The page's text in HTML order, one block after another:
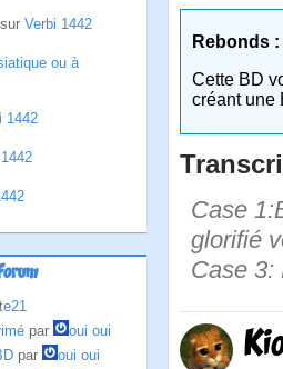
Verbi 1442
ou à
1442
par
oui oui
par
oui oui
Rebonds :
Cette BD
créant une
Case
glorifié
Case 3: